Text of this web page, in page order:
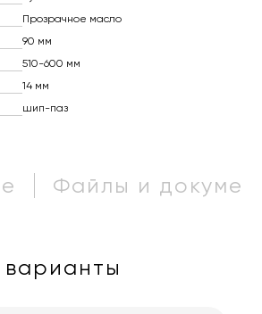
Прозрачное масло
90 мм
510-600 мм
14 мм
шип-паз
Файлы и